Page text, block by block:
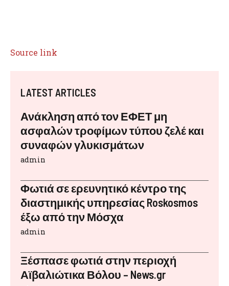
Source link
LATEST ARTICLES
Ανάκληση από τον ΕΦΕΤ μη
ασφαλών τροφίμων τύπου ζελέ και
συναφών γλυκισμάτων
admin
Φωτιά σε ερευνητικό κέντρο της
διαστημικής υπηρεσίας Roskosmos
έξω από την Μόσχα
admin
Ξέσπασε φωτιά στην περιοχή
Αϊβαλιώτικα Βόλου – News.gr